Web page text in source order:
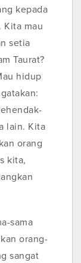
kepada
Kita mau
setia
Taurat?
hidup
lain. Kita
orang
kita,
sama
orang-
sangat